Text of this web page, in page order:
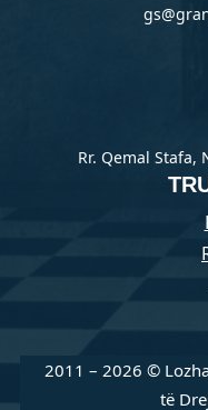
Rr. Qemal Stafa,
2011 – 2026 ©
të